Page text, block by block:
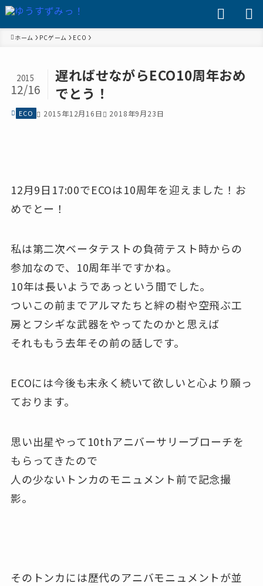
ホーム PCゲーム ECO
遅ればせながらECO10周年おめ
でとう！
2015
12/16
ECO 2015年12月16日 2018年9月23日
12月9日17:00でECOは10周年を迎えました！お
めでとー！
私は第二次ベータテストの負荷テスト時からの
参加なので、10周年半ですかね。
10年は長いようであっという間でした。
ついこの前までアルマたちと絆の樹や空飛ぶ工
房とフシギな武器をやってたのかと思えば
それももう去年その前の話しです。
ECOには今後も末永く続いて欲しいと心より願っ
ております。
思い出星やって10thアニバーサリーブローチを
もらってきたので
人の少ないトンカのモニュメント前で記念撮
影。
そのトンカには歴代のアニバモニュメントが並